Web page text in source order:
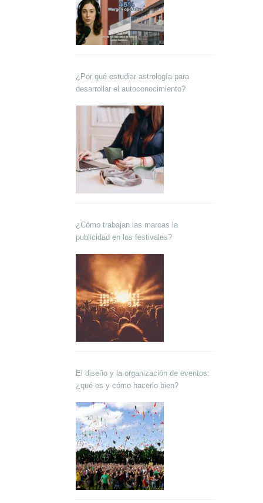
¿Por qué estudiar astrología para
desarrollar el autoconocimiento?
¿Cómo trabajan las marcas la
publicidad en los festivales?
El diseño y la organización de eventos:
¿qué es y cómo hacerlo bien?